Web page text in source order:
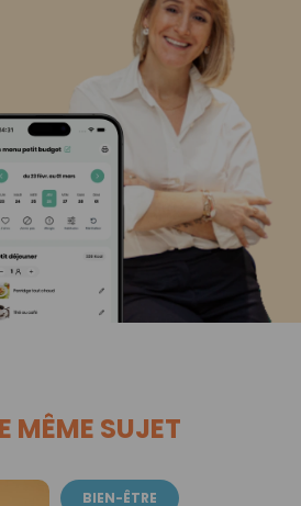
MÊME SUJET
BIEN-ÊTRE